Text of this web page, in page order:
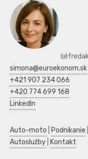
simona@euroekonom.sk
+421 907 234 066
+420 774 699 168
LinkedIn
Auto-moto Podnikanie
Autoslužby
Kontakt